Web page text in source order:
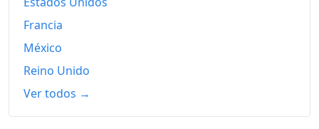
Francia
México
Reino Unido
Ver todos →